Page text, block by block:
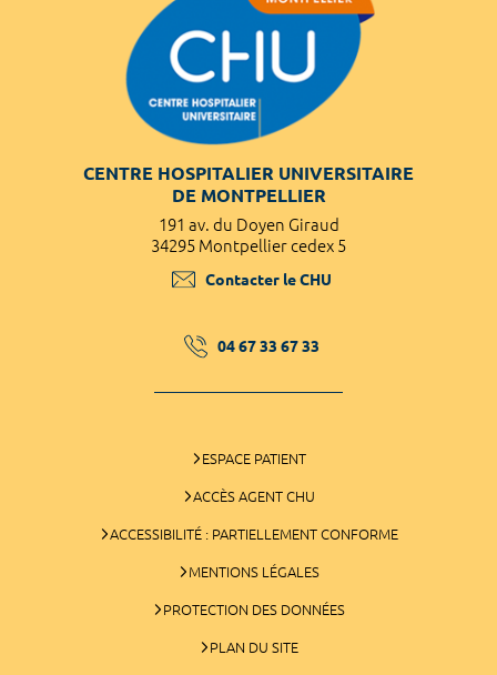
CENTRE HOSPITALIER UNIVERSITAIRE
DE MONTPELLIER
191 av. du Doyen Giraud
34295 Montpellier cedex 5
Contacter le CHU
04 67 33 67 33
ESPACE PATIENT
ACCÈS AGENT CHU
ACCESSIBILITÉ : PARTIELLEMENT CONFORME
MENTIONS LÉGALES
PROTECTION DES DONNÉES
PLAN DU SITE